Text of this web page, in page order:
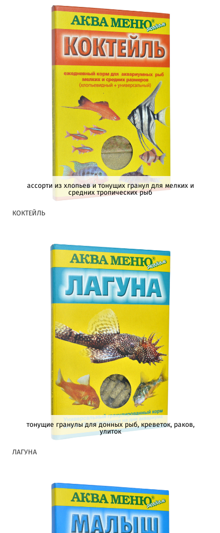
ассорти из хлопьев и тонущих гранул для мелких и
средних тропических рыб
КОКТЕЙЛЬ
тонущие гранулы для донных рыб, креветок, раков,
улиток
ЛАГУНА